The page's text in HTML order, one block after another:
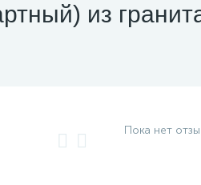
кресты
из
Пока нет